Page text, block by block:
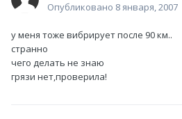
Опубликовано 8 января, 2007
у меня тоже вибрирует после 90 км..
странно
чего делать не знаю
грязи нет,проверила!